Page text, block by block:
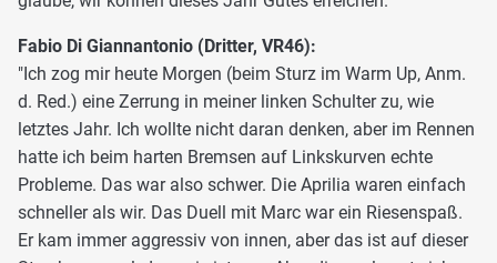
Fabio Di Giannantonio (Dritter, VR46):
"Ich zog mir heute Morgen (beim Sturz im Warm Up, Anm.
d. Red.) eine Zerrung in meiner linken Schulter zu, wie
letztes Jahr. Ich wollte nicht daran denken, aber im Rennen
hatte ich beim harten Bremsen auf Linkskurven echte
Probleme. Das war also schwer. Die Aprilia waren einfach
schneller als wir. Das Duell mit Marc war ein Riesenspaß.
Er kam immer aggressiv von innen, aber das ist auf dieser